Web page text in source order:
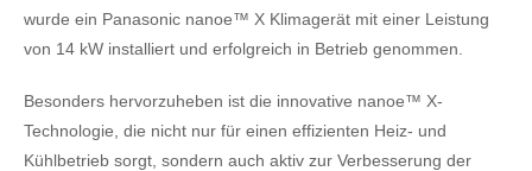
wurde ein Panasonic nanoe™ X Klimagerät mit einer Leistung
von 14 kW installiert und erfolgreich in Betrieb genommen.
Besonders hervorzuheben ist die innovative nanoe™ X-
Technologie, die nicht nur für einen effizienten Heiz- und
Kühlbetrieb sorgt, sondern auch aktiv zur Verbesserung der